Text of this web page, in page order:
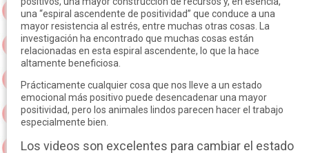
una “espiral ascendente de positividad” que conduce a una
mayor resistencia al estrés, entre muchas otras cosas. La
investigación ha encontrado que muchas cosas están
relacionadas en esta espiral ascendente, lo que la hace
altamente beneficiosa.
Prácticamente cualquier cosa que nos lleve a un estado
emocional más positivo puede desencadenar una mayor
positividad, pero los animales lindos parecen hacer el trabajo
especialmente bien.
Los videos son excelentes para cambiar el estado